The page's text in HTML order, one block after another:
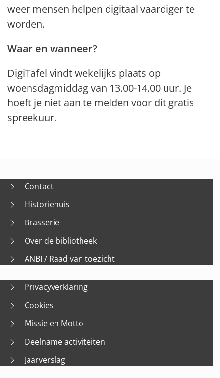
weer mensen helpen digitaal vaardiger te
worden.
Waar en wanneer?
DigiTafel vindt wekelijks plaats op
woensdagmiddag van 13.00-14.00 uur. Je
hoeft je niet aan te melden voor dit gratis
spreekuur.
Contact
Historiehuis
Brasserie
Over de bibliotheek
ANBI / Raad van toezicht
Privacyverklaring
Cookies
Missie en Motto
Deelname activiteiten
Jaarverslag